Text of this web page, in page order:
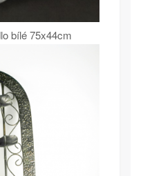
bílé 75x44cm